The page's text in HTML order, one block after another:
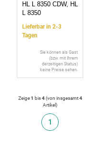
HL L 8350 CDW, HL
L 8350
Lieferbar in 2-3
Tagen
Sie können als Gast
(bzw. mit Ihrem
derzeitigen Status)
keine Preise sehen.
Zeige1 bis4(von insgesamt4
Artikel)
1